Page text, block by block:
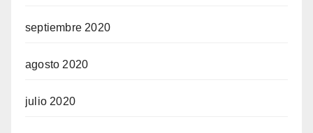
septiembre 2020
agosto 2020
julio 2020